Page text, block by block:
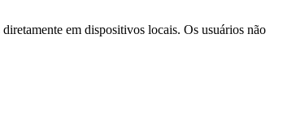
em dispositivos locais. Os usuários não